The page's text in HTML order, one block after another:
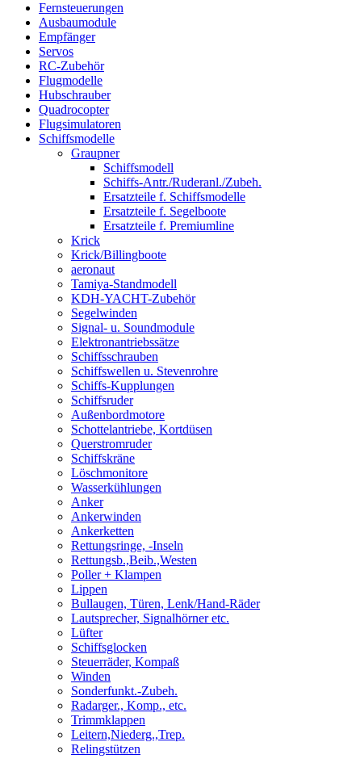
Fernsteuerungen
Ausbaumodule
Empfänger
Servos
RC-Zubehör
Flugmodelle
Hubschrauber
Quadrocopter
Flugsimulatoren
Schiffsmodelle
Graupner
Schiffsmodell
Schiffs-Antr./Ruderanl./Zubeh.
Ersatzteile f. Schiffsmodelle
Ersatzteile f. Segelboote
Ersatzteile f. Premiumline
Krick
Krick/Billingboote
aeronaut
Tamiya-Standmodell
KDH-YACHT-Zubehör
Segelwinden
Signal- u. Soundmodule
Elektronantriebssätze
Schiffsschrauben
Schiffswellen u. Stevenrohre
Schiffs-Kupplungen
Schiffsruder
Außenbordmotore
Schottelantriebe, Kortdüsen
Querstromruder
Schiffskräne
Löschmonitore
Wasserkühlungen
Anker
Ankerwinden
Ankerketten
Rettungsringe, -Inseln
Rettungsb.,Beib.,Westen
Poller + Klampen
Lippen
Bullaugen, Türen, Lenk/Hand-Räder
Lautsprecher, Signalhörner etc.
Lüfter
Schiffsglocken
Steuerräder, Kompaß
Winden
Sonderfunkt.-Zubeh.
Radarger., Komp., etc.
Trimmklappen
Leitern,Niederg.,Trep.
Relingstützen